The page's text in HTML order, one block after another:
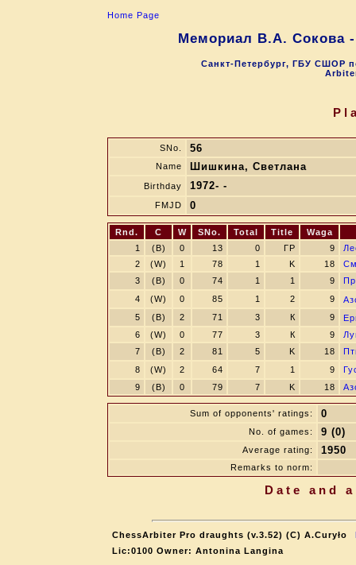
Home Page
Мемориал В.А. Сокова
Санкт-Петербург, ГБУ СШОР
SNo. 56
Name Шишкина, Светлана
Birthday 1972- -
FMJD 0
Rnd. C W SNo. Total Title
Waga
1
(B) 0 13 0 ГР 9
2
(W) 1 78 1 K 18
3
(B) 0 74 1 1 9
4
(W) 0 85 1 2 9
5
(B) 2 71 3 К 9
6
(W) 0 77 3 К 9
7
(B) 2 81 5 K 18
8
(W) 2 64 7 1 9
9
(B) 0 79 7 K 18
Sum of opponents' ratings: 0
No. of games: 9 (0)
Average rating: 1950
Remarks to norm:
Date and
ChessArbiter Pro draughts (v.3.52) (C) A.Curyło
Lic:0100 Owner: Antonina Langina